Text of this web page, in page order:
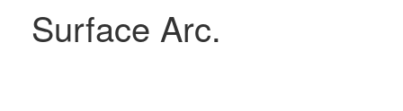
Surface Arc.